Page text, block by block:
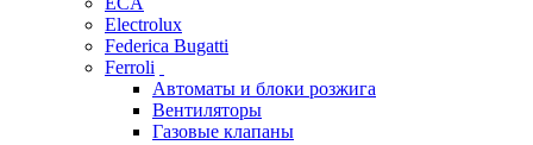
Electrolux
Federica Bugatti
Ferroli
Автоматы и блоки розжига
Вентиляторы
Газовые клапаны